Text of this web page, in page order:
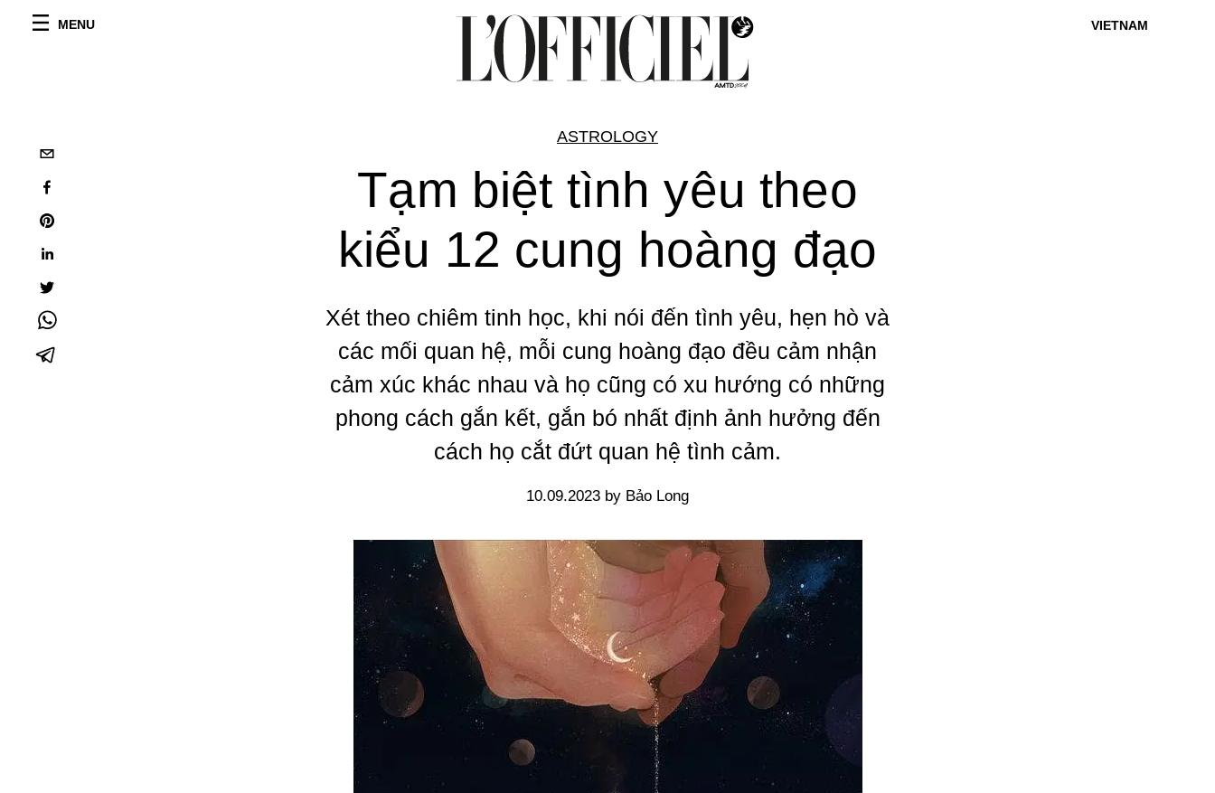
MENU VIETNAM
ASTROLOGY
Tạm biệt tình yêu theo
kiểu 12 cung hoàng đạo
Xét theo chiêm tinh học, khi nói đến tình yêu, hẹn hò và
các mối quan hệ, mỗi cung hoàng đạo đều cảm nhận
cảm xúc khác nhau và họ cũng có xu hướng có những
phong cách gắn kết, gắn bó nhất định ảnh hưởng đến
cách họ cắt đứt quan hệ tình cảm.
10.09.2023 by Bảo Long